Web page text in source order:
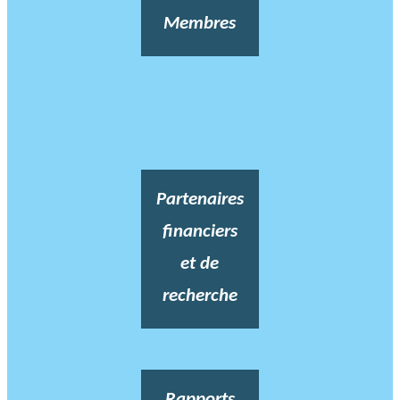
Membres
Partenaires
financiers
et de
recherche